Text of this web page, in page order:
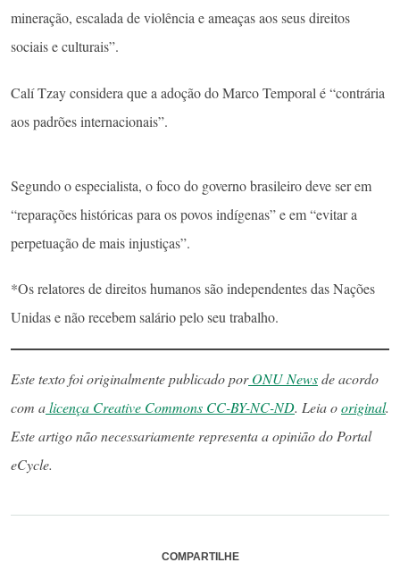
mineração, escalada de violência e ameaças aos seus direitos
sociais e culturais”.
Calí Tzay considera que a adoção do Marco Temporal é “contrária
aos padrões internacionais”.
Segundo o especialista, o foco do governo brasileiro deve ser em
“reparações históricas para os povos indígenas” e em “evitar a
perpetuação de mais injustiças”.
*Os relatores de direitos humanos são independentes das Nações
Unidas e não recebem salário pelo seu trabalho.
Este texto foi originalmente publicado porONU Newsde acordo
com alicença Creative Commons CC-BY-NC-ND. Leia ooriginal.
Este artigo não necessariamente representa a opinião do Portal
eCycle.
COMPARTILHE